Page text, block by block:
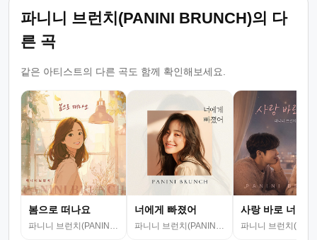
파니니 브런치(PANINI BRUNCH)의 다
른 곡
같은 아티스트의 다른 곡도 함께 확인해보세요.
봄으로 떠나요
파니니 브런치(PANINI BRUNCH)
너에게 빠졌어
파니니 브런치(PANINI BRUNCH)
사랑 바로 너야